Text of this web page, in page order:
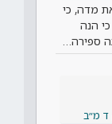
מדה, כי
הנה
ספירה…
מ״ב